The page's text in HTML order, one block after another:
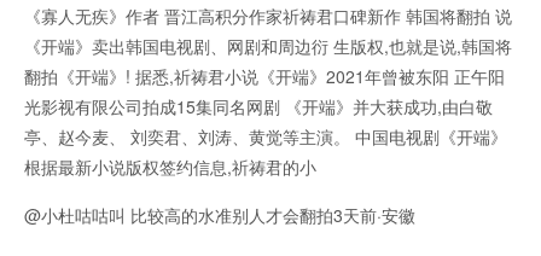
《寡人无疾》作者 晋江高积分作家祈祷君口碑新作 韩国将翻拍 说
《开端》卖出韩国电视剧、网剧和周边衍 生版权,也就是说,韩国将
翻拍《开端》! 据悉,祈祷君小说《开端》2021年曾被东阳 正午阳
光影视有限公司拍成15集同名网剧 《开端》并大获成功,由白敬
亭、赵今麦、 刘奕君、刘涛、黄觉等主演。 中国电视剧《开端》
根据最新小说版权签约信息,祈祷君的小
@小杜咕咕叫 比较高的水准别人才会翻拍3天前·安徽